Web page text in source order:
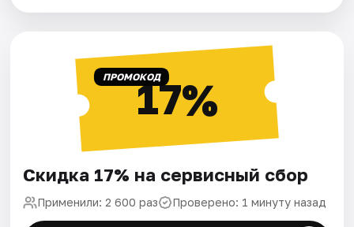
ПРОМОКОД17%
Скидка 17% на сервисный сбор
Применили: 2 600 раз Проверено: 1 минуту назад